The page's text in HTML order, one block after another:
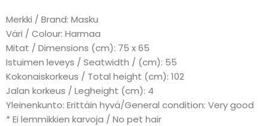
Merkki / Brand: Masku
Väri / Colour: Harmaa
Mitat / Dimensions (cm): 75 x 65
Istuimen leveys / Seatwidth / (cm): 55
Kokonaiskorkeus / Total height (cm): 102
Jalan korkeus / Legheight (cm): 4
Yleinenkunto: Erittäin hyvä/General condition: Very good
* Ei lemmikkien karvoja / No pet hair